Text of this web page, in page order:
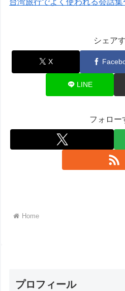
台湾旅行でよく使われる会話
シェア
X
LINE
フォロー
Home
プロフィール